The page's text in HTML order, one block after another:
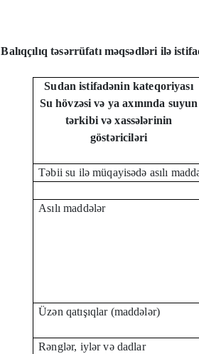
Balıqçılıq təsərrüfatı məqsədləri ilə
Sudan istifadənin kateqoriyası
Su hövzəsi və ya axınında suyun
tərkibi və xassələrinin
göstəriciləri
Təbii su ilə müqayisədə asılı
Asılı maddələr
Üzən qatışıqlar (maddələr)
Rənglər, iylər və dadlar